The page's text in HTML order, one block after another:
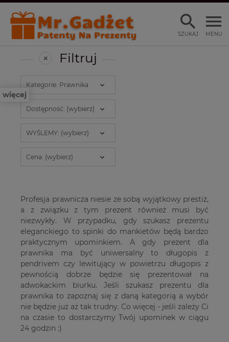
MENU
SZUKAJ
więcej
Filtruj
Kategorie: Prawnika
Dostępność: (wybierz)
WYŚLEMY: (wybierz)
Cena: (wybierz)
Profesja prawnicza niesie ze sobą wyjątkowy prestiż,
a z związku z tym prezent również musi być
niezwykły. W przypadku, gdy szukasz prezentu
eleganckiego to spinki do mankietów będą bardzo
praktycznym upominkiem. A gdy prezent dla
prawnika ma być uniwersalny to długopis z
pendrivem czy lewitujący w powietrzu długopis z
pewnością dobrze będzie się prezentował na
adwokackim biurku. Jeśli szukasz prezentu dla
prawnika to zapoznaj się z daną kategorią a wybór
nie będzie już aż tak trudny. Co więcej - jeśli zależy Ci
na czasie to dostarczymy Twój upominek w ciągu
24 godzin :)